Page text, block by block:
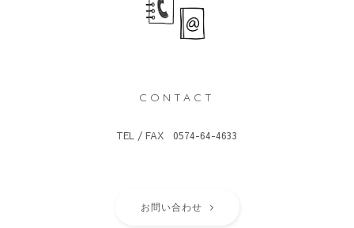
CONTACT
TEL / FAX 0574-64-4633
お問い合わせ